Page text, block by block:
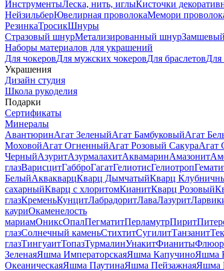
ИнструментыЛеска, нить, иглыКисточки
НейзильберЮвелирная проволокаМемори
РезинкаТросикШнуры
Стразовый шнурМетализированный шнур
Наборы материалов для украшений
Для чокеровДля мужских чокеровДля браслетовДля
Украшения
Дизайн студия
Школа рукоделия
Подарки
Сертификаты
Минералы
АвантюринАгат ЗеленыйАгат БамбуковыйАгат
МоховойАгат ОгненныйАгат Розовый СакураАгат
ЧерныйАзуритАзурмалахитАквамаринАмазонит
глазВарисцитГабброГагатГелиотисГелиотроп
БелыйАквакварцКварц ДымчатыйКварц
сахарныйКварц с хлоритомКианитКварц Розовый
глазКременьКунцитЛабрадоритЛаваЛазурит
кауриОкаменелость
мариамОниксОпалПегматитПерламутрПирит
глазСолнечный каменьСтихтитСугилитТанзанит
глазТингуаитТопазТурмалинУнакитФианиты
ЗеленаяЯшма ИмператорскаяЯшма КапучиноЯшма
ОкеаническаяЯшма ПаутинаЯшма ПейзажнаяЯшма